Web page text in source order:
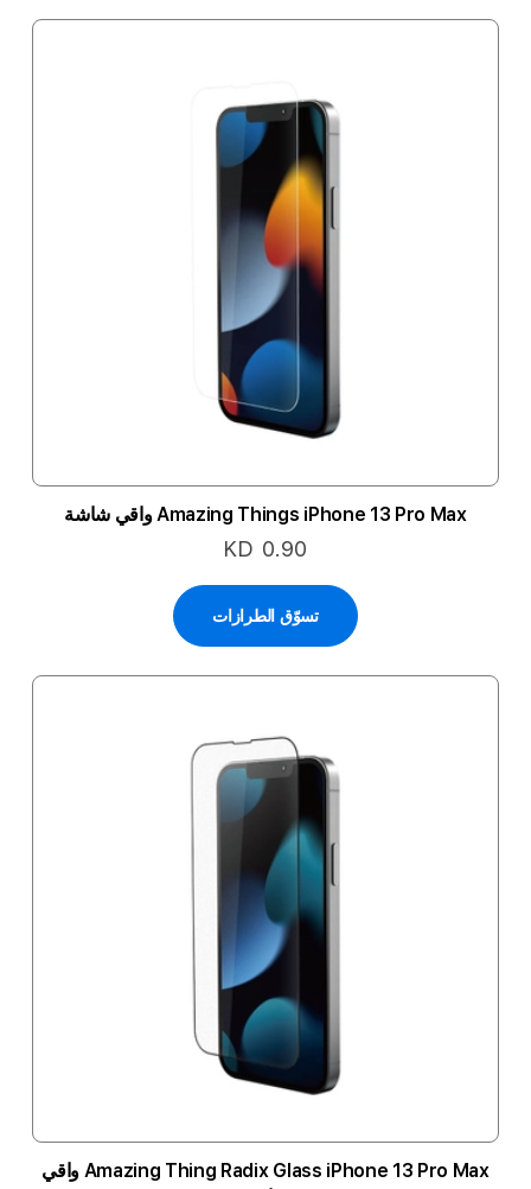
Amazing Things iPhone 13 Pro Max واقي شاشة
KD 0.90
تسوّق الطرازات
Amazing Thing Radix Glass iPhone 13 Pro Max واقي